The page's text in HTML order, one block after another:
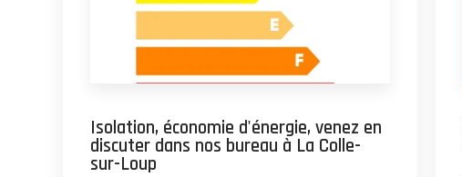
Isolation, économie d'énergie, venez en
discuter dans nos bureau à La Colle-
sur-Loup